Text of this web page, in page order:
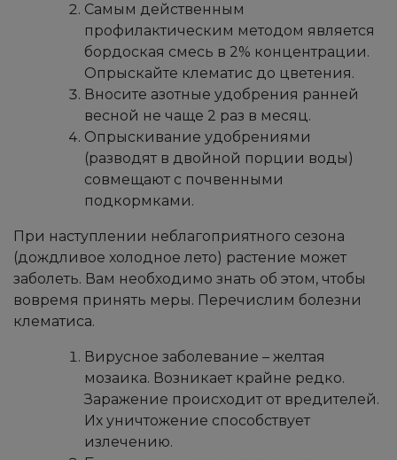
Самым действенным
профилактическим методом является
бордоская смесь в 2% концентрации.
Опрыскайте клематис до цветения.
Вносите азотные удобрения ранней
весной не чаще 2 раз в месяц.
Опрыскивание удобрениями
(разводят в двойной порции воды)
совмещают с почвенными
подкормками.
При наступлении неблагоприятного сезона
(дождливое холодное лето) растение может
заболеть. Вам необходимо знать об этом, чтобы
вовремя принять меры. Перечислим болезни
клематиса.
Вирусное заболевание – желтая
мозаика. Возникает крайне редко.
Заражение происходит от вредителей.
Их уничтожение способствует
излечению.